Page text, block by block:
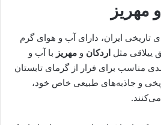
مهریز
تاریخی ایران، دارای آب و هوای گرم
ییلاقی مثل اردکان و مهریز با آب و
مناسب برای فرار از گرمای تابستان
و جاذبه‌های طبیعی خاص خود،